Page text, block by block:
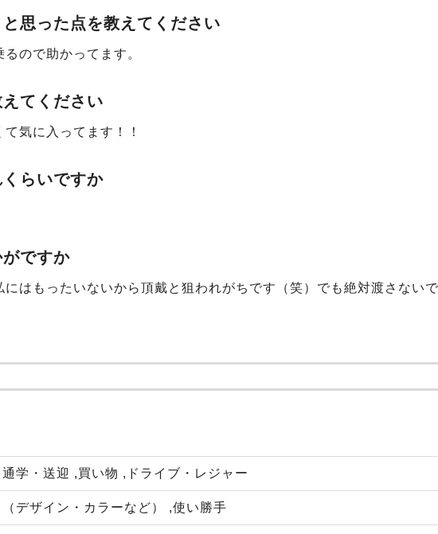
思った点を教えてください
ので助かってます。
てください
気に入ってます！！
らいですか
ですか
はもったいないから頂戴と狙われがちです（笑）でも絶対渡さない
学・送迎 ,買い物 ,ドライブ・レジャー
（デザイン・カラーなど） ,使い勝手